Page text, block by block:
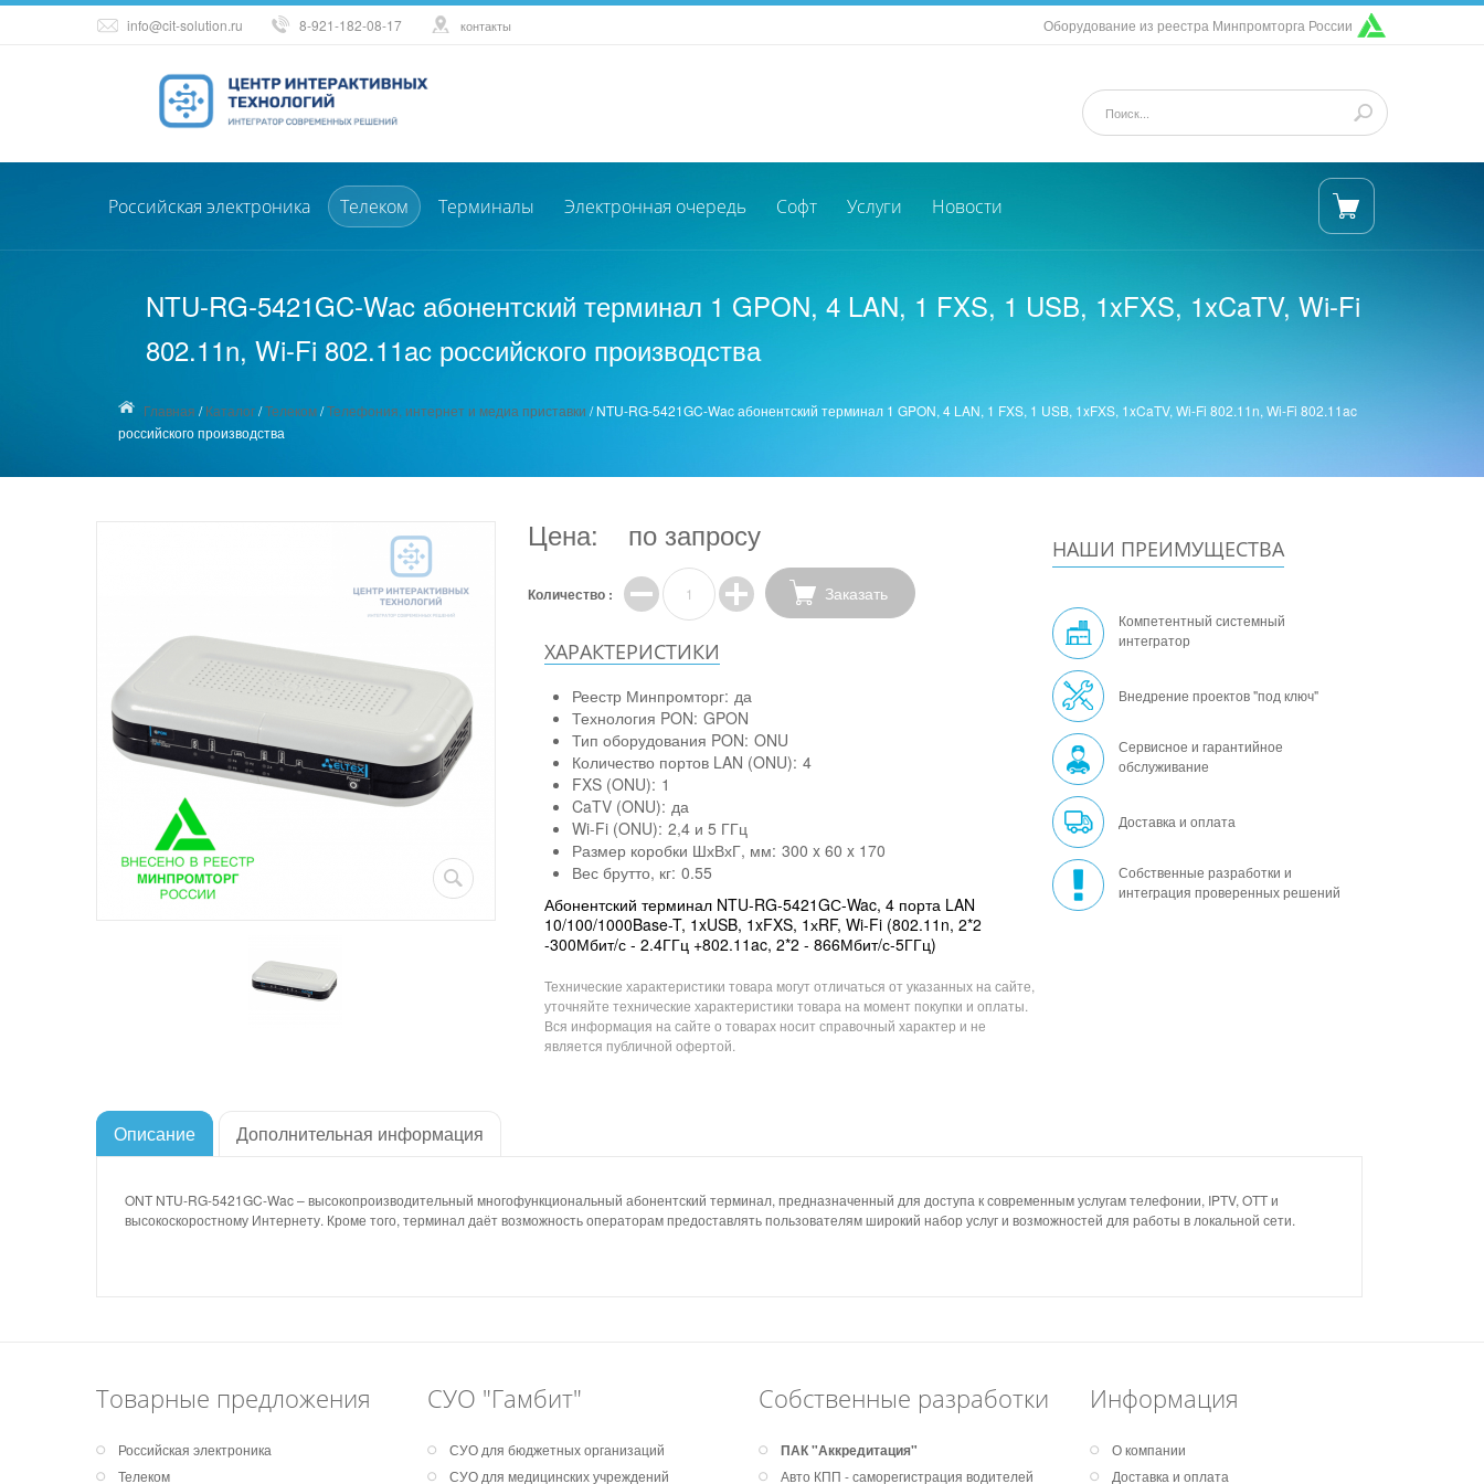
info@cit-solution.ru 8-921-182-08-17 контакты Оборудование из реестра Минпромторга России
Российская электроника Телеком Терминалы Электронная очередь Софт Услуги Новости
NTU-RG-5421GC-Wac абонентский терминал 1 GPON, 4 LAN, 1 FXS, 1 USB, 1xFXS, 1xCaTV, Wi-Fi
802.11n, Wi-Fi 802.11ac российского производства
Главная /Каталог/Телеком/Телефония, интернет и медиа приставки /NTU-RG-5421GC-Wac абонентский терминал 1 GPON, 4 LAN, 1 FXS, 1 USB, 1xFXS, 1xCaTV, Wi-Fi 802.11n, Wi-Fi 802.11ac
российского производства
Цена: по запросу
Количество : Заказать
ХАРАКТЕРИСТИКИ
Реестр Минпромторг: да
Технология PON: GPON
Тип оборудования PON: ONU
Количество портов LAN (ONU): 4
FXS (ONU): 1
CaTV (ONU): да
Wi-Fi (ONU): 2,4 и 5 ГГц
Размер коробки ШхВхГ, мм: 300 x 60 x 170
Вес брутто, кг: 0.55
Абонентский терминал NTU-RG-5421GС-Wac, 4 порта LAN
10/100/1000Base-T, 1xUSB, 1xFXS, 1хRF, Wi-Fi (802.11n, 2*2
-300Мбит/с - 2.4ГГц +802.11ac, 2*2 - 866Мбит/с-5ГГц)
Технические характеристики товара могут отличаться от указанных на сайте,
уточняйте технические характеристики товара на момент покупки и оплаты.
Вся информация на сайте о товарах носит справочный характер и не
является публичной офертой.
НАШИ ПРЕИМУЩЕСТВА
Компетентный системный
интегратор
Внедрение проектов "под ключ"
Сервисное и гарантийное
обслуживание
Доставка и оплата
Собственные разработки и
интеграция проверенных решений
Описание Дополнительная информация
ONT NTU-RG-5421GC-Wac – высокопроизводительный многофункциональный абонентский терминал, предназначенный для доступа к современным услугам телефонии, IPTV, OTT и
высокоскоростному Интернету. Кроме того, терминал даёт возможность операторам предоставлять пользователям широкий набор услуг и возможностей для работы в локальной сети.
Товарные предложения
Российская электроника
Телеком
СУО "Гамбит"
СУО для бюджетных организаций
СУО для медицинских учреждений
Собственные разработки
ПАК "Аккредитация"
Авто КПП - саморегистрация водителей
Информация
О компании
Доставка и оплата